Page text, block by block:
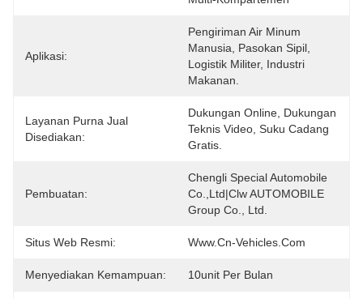
Aplikasi:
Pengiriman Air Minum
Manusia, Pasokan Sipil,
Logistik Militer, Industri
Makanan.
Layanan Purna Jual
Disediakan:
Dukungan Online, Dukungan
Teknis Video, Suku Cadang
Gratis.
Pembuatan:
Chengli Special Automobile
Co.,Ltd|Clw AUTOMOBILE
Group Co., Ltd.
Situs Web Resmi: Www.cn-Vehicles.com
Menyediakan Kemampuan: 10unit Per Bulan